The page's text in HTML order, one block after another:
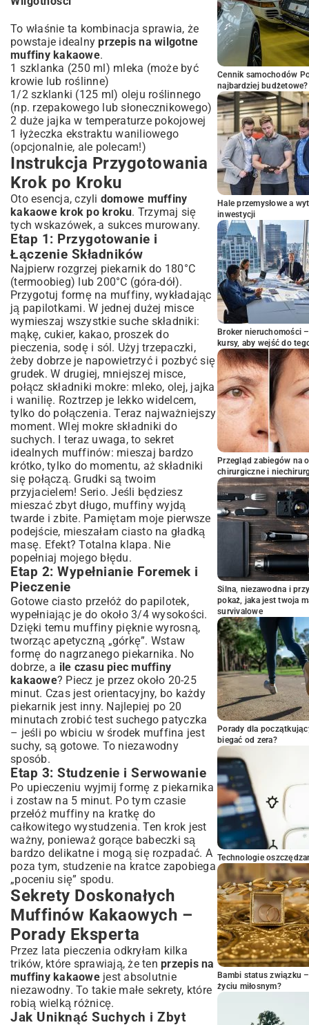
To właśnie ta kombinacja sprawia, że
powstaje idealnyprzepis na wilgotne
muffiny kakaowe.
1 szklanka (250 ml) mleka (może być
krowie lub roślinne)
1/2 szklanki (125 ml) oleju roślinnego
(np. rzepakowego lub słonecznikowego)
2 duże jajka w temperaturze pokojowej
1 łyżeczka ekstraktu waniliowego
(opcjonalnie, ale polecam!)
Instrukcja Przygotowania
Krok po Kroku
Oto esencja, czyli domowe muffiny
kakaowe krok po kroku. Trzymaj się
tych wskazówek, a sukces murowany.
Etap 1: Przygotowanie i
Łączenie Składników
Najpierw rozgrzej piekarnik do 180°C
(termoobieg) lub 200°C (góra-dół).
Przygotuj formę na muffiny, wykładając
ją papilotkami. W jednej dużej misce
wymieszaj wszystkie suche składniki:
mąkę, cukier, kakao, proszek do
pieczenia, sodę i sól. Użyj trzepaczki,
żeby dobrze je napowietrzyć i pozbyć się
grudek. W drugiej, mniejszej misce,
połącz składniki mokre: mleko, olej, jajka
i wanilię. Roztrzep je lekko widelcem,
tylko do połączenia. Teraz najważniejszy
moment. Wlej mokre składniki do
suchych. I teraz uwaga, to sekret
idealnych muffinów: mieszaj bardzo
krótko, tylko do momentu, aż składniki
się połączą. Grudki są twoim
przyjacielem! Serio. Jeśli będziesz
mieszać zbyt długo, muffiny wyjdą
twarde i zbite. Pamiętam moje pierwsze
podejście, mieszałam ciasto na gładką
masę. Efekt? Totalna klapa. Nie
popełniaj mojego błędu.
Etap 2: Wypełnianie Foremek i
Pieczenie
Gotowe ciasto przełóż do papilotek,
wypełniając je do około 3/4 wysokości.
Dzięki temu muffiny pięknie wyrosną,
tworząc apetyczną „górkę”. Wstaw
formę do nagrzanego piekarnika. No
dobrze, a ile czasu piec muffiny
kakaowe? Piecz je przez około 20-25
minut. Czas jest orientacyjny, bo każdy
piekarnik jest inny. Najlepiej po 20
minutach zrobić test suchego patyczka
– jeśli po wbiciu w środek muffina jest
suchy, są gotowe. To niezawodny
sposób.
Etap 3: Studzenie i Serwowanie
Po upieczeniu wyjmij formę z piekarnika
i zostaw na 5 minut. Po tym czasie
przełóż muffiny na kratkę do
całkowitego wystudzenia. Ten krok jest
ważny, ponieważ gorące babeczki są
bardzo delikatne i mogą się rozpadać. A
poza tym, studzenie na kratce zapobiega
„poceniu się” spodu.
Sekrety Doskonałych
Muffinów Kakaowych –
Porady Eksperta
Przez lata pieczenia odkryłam kilka
trików, które sprawiają, że ten przepis na
muffiny kakaowejest absolutnie
niezawodny. To takie małe sekrety, które
robią wielką różnicę.
Jak Uniknąć Suchych i Zbyt
Cennik samochodów
najbardziej budżetowe?
Hale przemysłowe a
inwestycji
Broker nieruchomości
kursy, aby wejść do
Przegląd zabiegów na
chirurgiczne i
Silna, niezawodna i
pokaż, jaka jest twoja
survivalowe
Porady dla
biegać od zera?
Technologie
Bambi status związku
życiu miłosnym?